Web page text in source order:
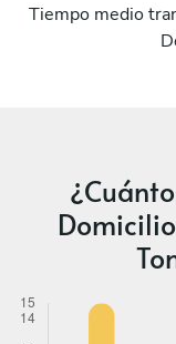
Tiempo medio